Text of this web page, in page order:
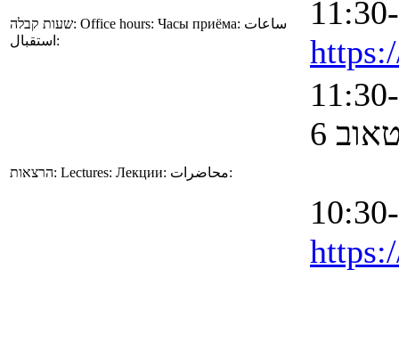
שעות קבלה: Office hours: Часы приёма: ساعات
استقبال:
הרצאות: Lectures: Лекции: محاضرات:
6